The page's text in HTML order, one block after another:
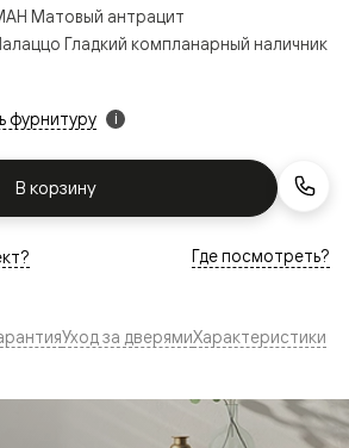
фурнитуру i
В корзину
Матовый антрацит
Гладкий компланарный наличник
Где посмотреть?
Уход за дверямиХарактеристики